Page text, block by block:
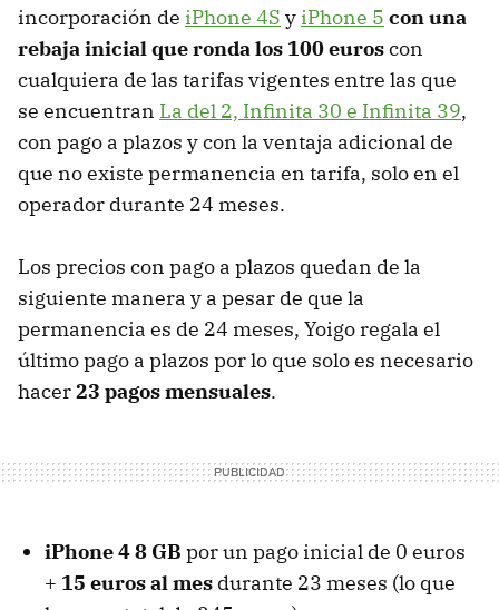
incorporación de iPhone 4S y iPhone 5 con una
rebaja inicial que ronda los 100 euroscon
cualquiera de las tarifas vigentes entre las que
se encuentran La del 2, Infinita 30 e Infinita 39,
con pago a plazos y con la ventaja adicional de
que no existe permanencia en tarifa, solo en el
operador durante 24 meses.
Los precios con pago a plazos quedan de la
siguiente manera y a pesar de que la
permanencia es de 24 meses, Yoigo regala el
último pago a plazos por lo que solo es necesario
hacer23 pagos mensuales.
iPhone 4 8 GB por un pago inicial de 0 euros
+ 15 euros al mes durante 23 meses (lo que